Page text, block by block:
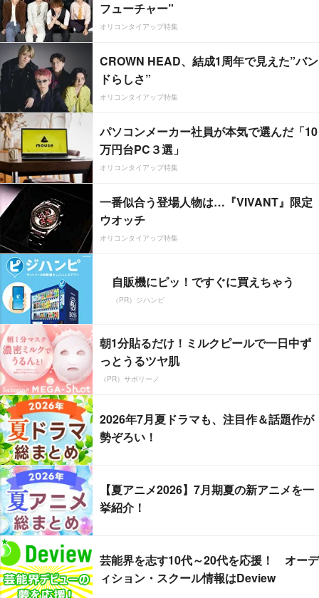
フューチャー”
オリコンタイアップ特集
CROWN HEAD、結成1周年で見えた”バン
ドらしさ”
オリコンタイアップ特集
パソコンメーカー社員が本気で選んだ「10
万円台PC３選」
オリコンタイアップ特集
一番似合う登場人物は…『VIVANT』限定
ウオッチ
オリコンタイアップ特集
自販機にピッ！ですぐに買えちゃう
（PR）ジハンピ
朝1分貼るだけ！ミルクピールで一日中ず
っとうるツヤ肌
（PR）サボリーノ
2026年7月夏ドラマも、注目作＆話題作が
勢ぞろい！
【夏アニメ2026】7月期夏の新アニメを一
挙紹介！
芸能界を志す10代～20代を応援！ オーデ
ィション・スクール情報はDeview